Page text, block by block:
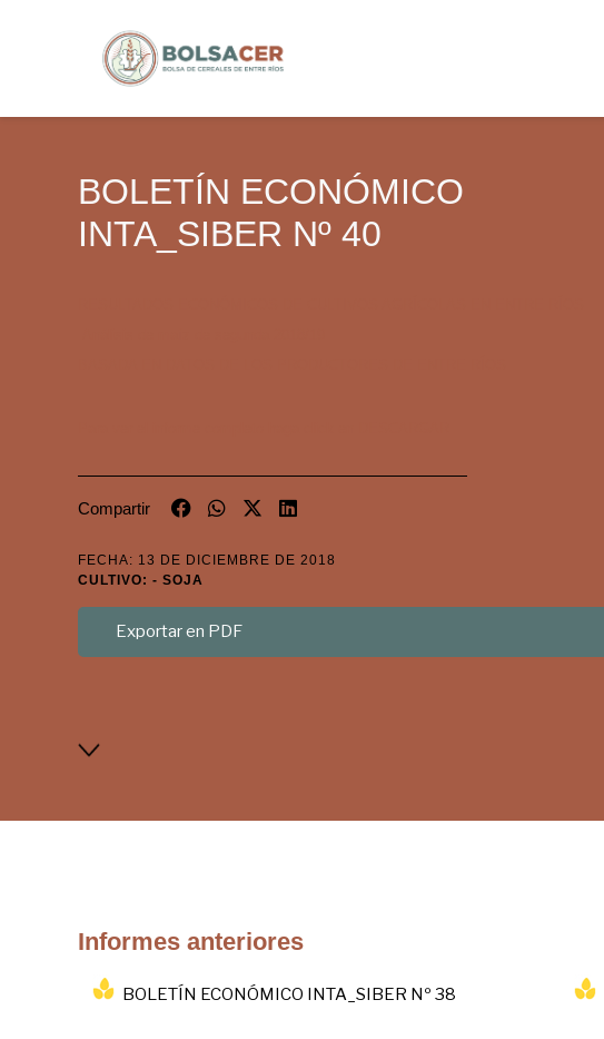
BOLETÍN ECONÓMICO
INTA_SIBER Nº 40
Compartir
FECHA: 13 DE DICIEMBRE DE 2018
CULTIVO: - SOJA
Exportar en PDF
Informes anteriores
BOLETÍN ECONÓMICO INTA_SIBER Nº 38